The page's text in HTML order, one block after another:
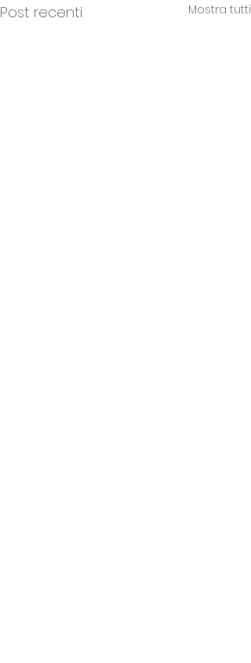
Post recenti Mostra tutti